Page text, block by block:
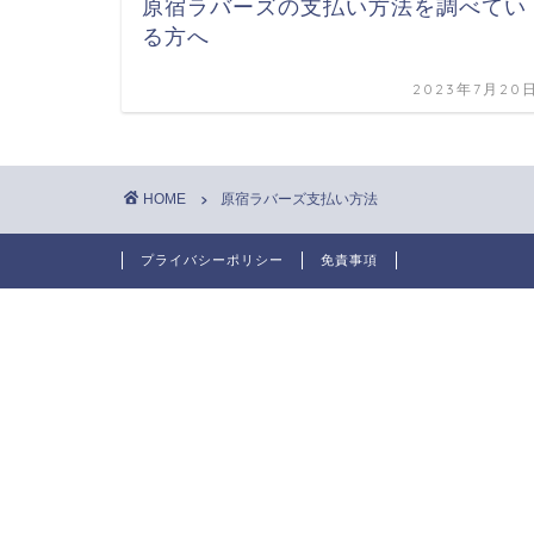
原宿ラバーズの支払い方法を調べてい
る方へ
2023年7月20
HOME 原宿ラバーズ支払い方法
プライバシーポリシー 免責事項